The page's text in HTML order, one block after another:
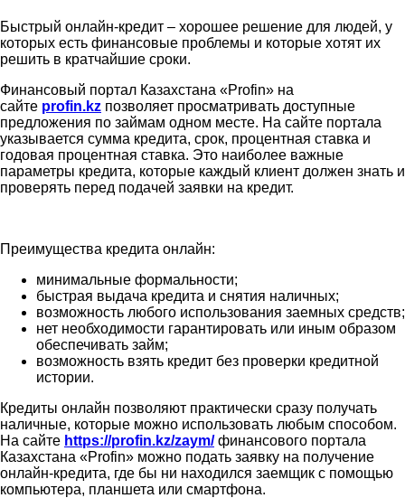
Быстрый онлайн-кредит – хорошее решение для людей, у
которых есть финансовые проблемы и которые хотят их
решить в кратчайшие сроки.
Финансовый портал Казахстана «Profin» на
сайте profin.kz позволяет просматривать доступные
предложения по займам одном месте. На сайте портала
указывается сумма кредита, срок, процентная ставка и
годовая процентная ставка. Это наиболее важные
параметры кредита, которые каждый клиент должен знать и
проверять перед подачей заявки на кредит.
Преимущества кредита онлайн:
минимальные формальности;
быстрая выдача кредита и снятия наличных;
возможность любого использования заемных средств;
нет необходимости гарантировать или иным образом
обеспечивать займ;
возможность взять кредит без проверки кредитной
истории.
Кредиты онлайн позволяют практически сразу получать
наличные, которые можно использовать любым способом.
На сайте https://profin.kz/zaym/финансового портала
Казахстана «Profin» можно подать заявку на получение
онлайн-кредита, где бы ни находился заемщик с помощью
компьютера, планшета или смартфона.